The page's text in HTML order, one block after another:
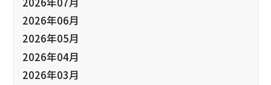
2026年06月
2026年05月
2026年04月
2026年03月